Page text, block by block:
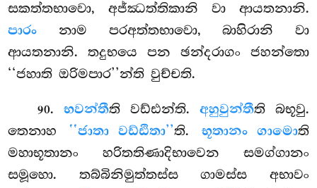
සකත්තභාවො, අජ්ඣත්තිකානි වා ආයතනානි.
පාරං නාම පරඅත්තභාවො, බාහිරානි වා
ආයතනානි. තදුභයෙ පන ඡන්දරාගං ජහන්තො
‘‘ජහාති ඔරිමපාර’’න්ති වුච්චති.
90. භවන්තීති වඩ්ඪන්ති. අහුවුන්තීති බභූවු.
තෙනාහ ‘‘ජාතා වඩ්ඪිතා’’ති. භූතානං ගාමොති
මහාභූතානං හරිතතිණාදිභාවෙන සමග්ගානං
සමූහො. තබ්බිනිමුත්තස්ස ගාමස්ස අභාවං